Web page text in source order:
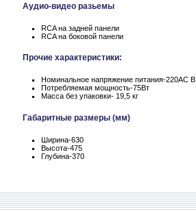
Аудио-видео разьемы
RCA на задней панели
RCA на боковой панели
Прочие характеристики:
Номинальное напряжение питания-220АС В
Потребляемая мощность-75Вт
Масса без упаковки- 19,5 кг
Габаритные размеры (мм)
Ширина-630
Высота-475
Глубина-370